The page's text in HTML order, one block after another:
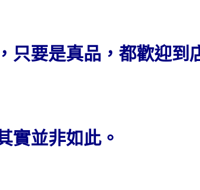
只要是真品，都歡迎到
實並非如此。